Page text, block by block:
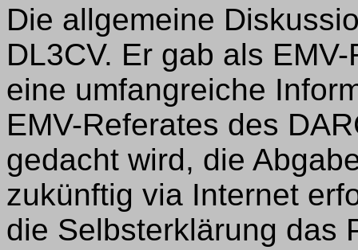
Die allgemeine
DL3CV. Er gab als
eine umfangreiche
EMV-Referates des
gedacht wird, die
zukünftig via Internet
die Selbsterklärung das